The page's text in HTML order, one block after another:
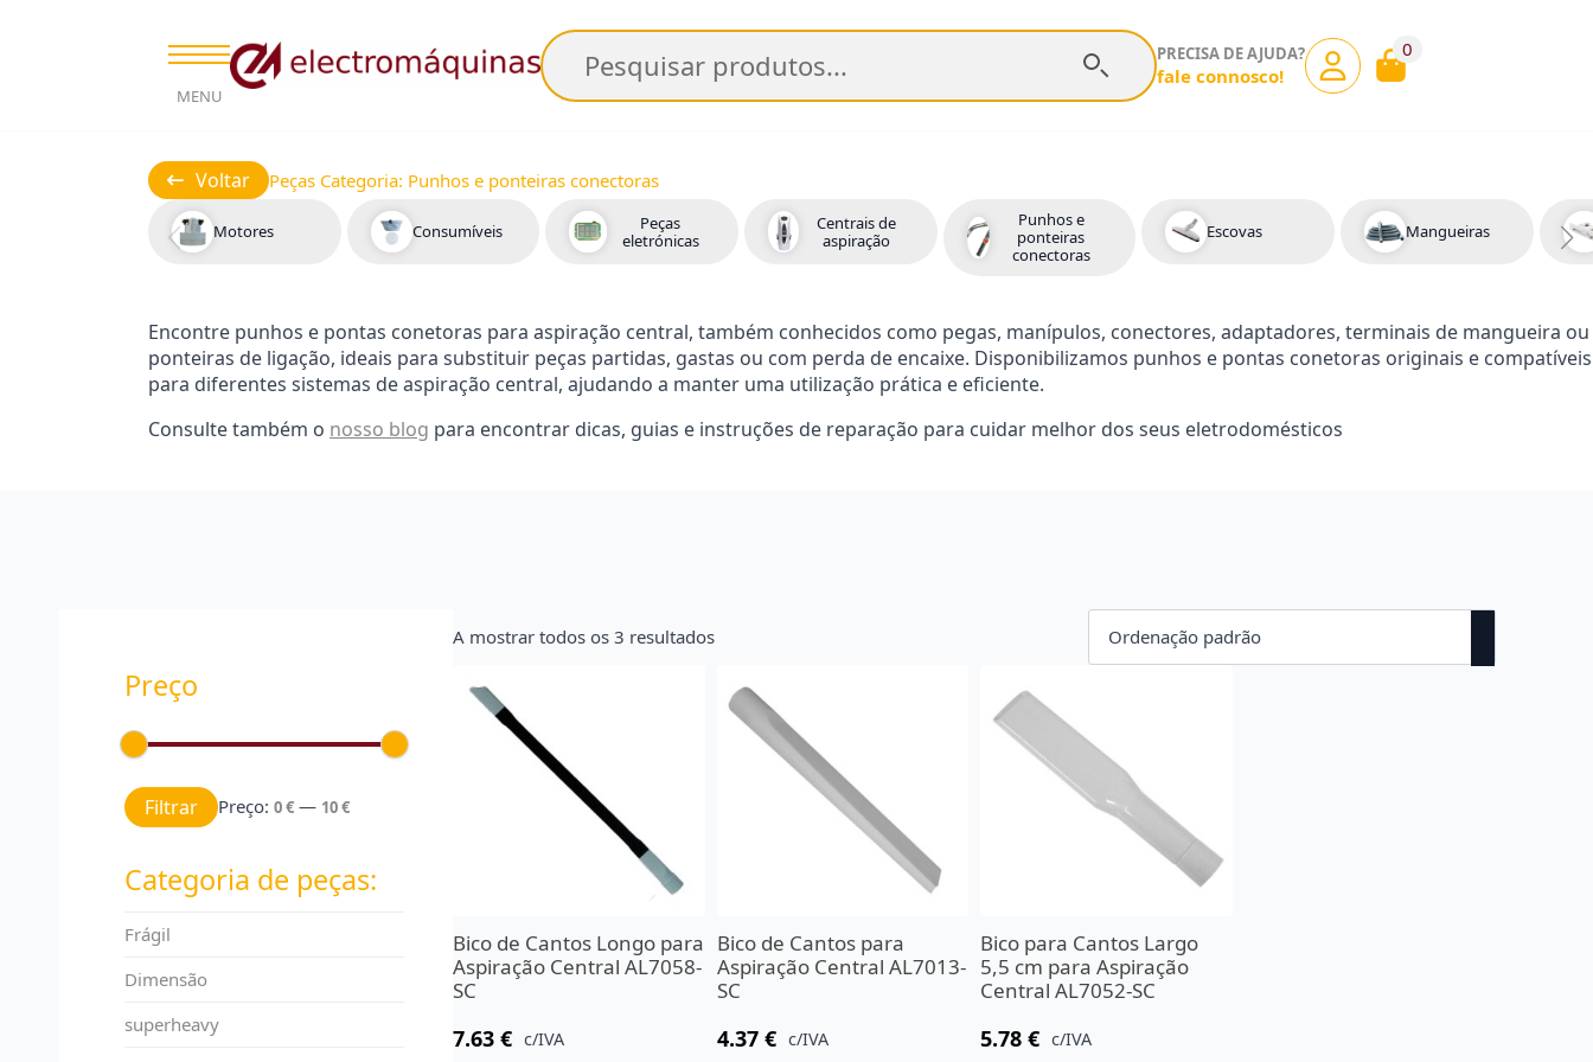
MENU
Pesquisar PRECISA DE AJUDA?
fale connosco!
0
Voltar Peças Categoria: Punhos e ponteiras conectoras
Motores Consumíveis
Peças
eletrónicas
Centrais de
aspiração
Punhos e
ponteiras
conectoras
Escovas Mangueiras
Encontre punhos e pontas conetoras para aspiração central, também conhecidos como pegas, manípulos, conectores, adaptadores, terminais de mangueira ou
ponteiras de ligação, ideais para substituir peças partidas, gastas ou com perda de encaixe. Disponibilizamos punhos e pontas conetoras originais e compatíveis
para diferentes sistemas de aspiração central, ajudando a manter uma utilização prática e eficiente.
Consulte também o nosso blog para encontrar dicas, guias e instruções de reparação para cuidar melhor dos seus eletrodomésticos
Preço
Preço mínimo
Preço máximo
Filtrar Preço: 0 € — 10 €
Categoria de peças:
Frágil
Dimensão
superheavy
A mostrar todos os 3 resultados
Bico de Cantos Longo para
Aspiração Central AL7058-
SC
7.63€ c/IVA
Bico de Cantos para
Aspiração Central AL7013-
SC
4.37 € c/IVA
Bico para Cantos Largo
5,5 cm para Aspiração
Central AL7052-SC
5.78€ c/IVA